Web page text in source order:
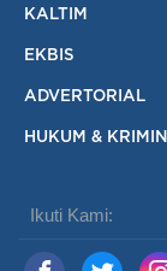
KALTIM
EKBIS
ADVERTORIAL
HUKUM &
Ikuti Kami: